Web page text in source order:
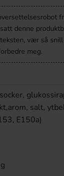
denne
vær så snill
meg.
salt,
E150a)